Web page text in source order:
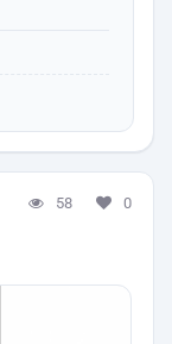
58 0